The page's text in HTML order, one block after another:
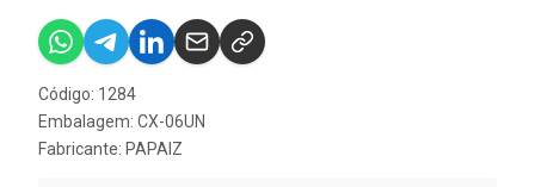
Código: 1284
Embalagem: CX-06UN
Fabricante: PAPAIZ